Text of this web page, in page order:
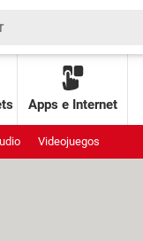
Apps e Internet
Videojuegos